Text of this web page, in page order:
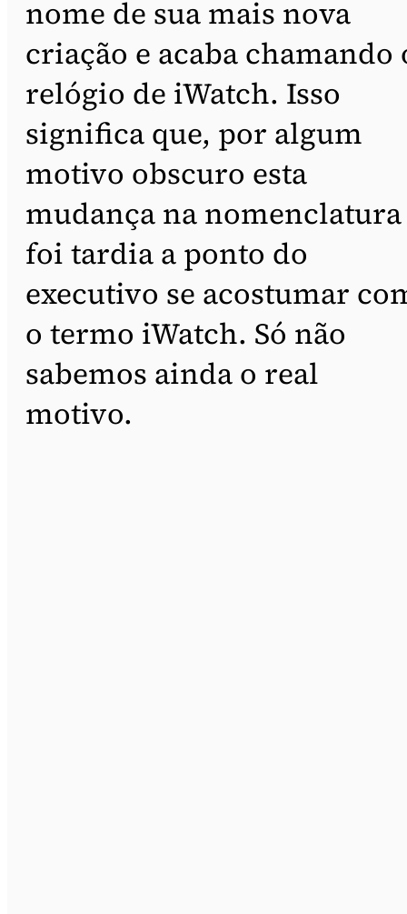
nome de sua mais nova
criação e acaba chamando
relógio de iWatch. Isso
significa que, por algum
motivo obscuro esta
mudança na nomenclatura
foi tardia a ponto do
executivo se acostumar
o termo iWatch. Só não
sabemos ainda o real
motivo.